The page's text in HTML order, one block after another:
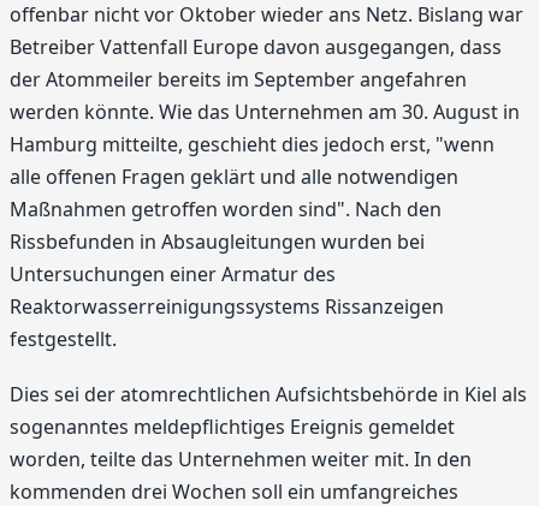
offenbar nicht vor Oktober wieder ans Netz. Bislang war
Betreiber Vattenfall Europe davon ausgegangen, dass
der Atommeiler bereits im September angefahren
werden könnte. Wie das Unternehmen am 30. August in
Hamburg mitteilte, geschieht dies jedoch erst, "wenn
alle offenen Fragen geklärt und alle notwendigen
Maßnahmen getroffen worden sind". Nach den
Rissbefunden in Absaugleitungen wurden bei
Untersuchungen einer Armatur des
Reaktorwasserreinigungssystems Rissanzeigen
festgestellt.
Dies sei der atomrechtlichen Aufsichtsbehörde in Kiel als
sogenanntes meldepflichtiges Ereignis gemeldet
worden, teilte das Unternehmen weiter mit. In den
kommenden drei Wochen soll ein umfangreiches